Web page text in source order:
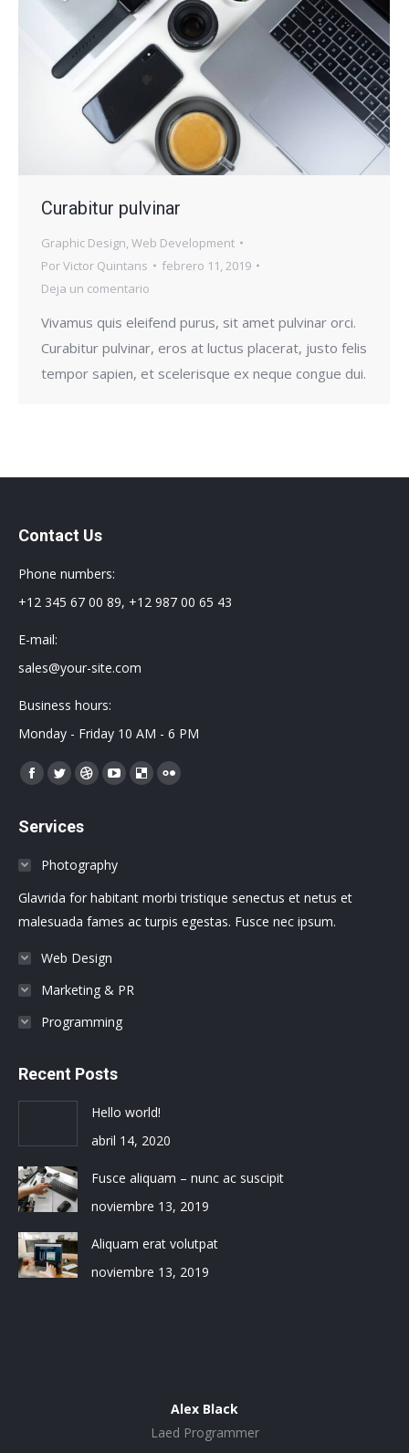
Curabitur pulvinar
Graphic Design, Web Development
PorVictor Quintans
febrero 11, 2019
Deja un comentario
Vivamus quis eleifend purus, sit amet pulvinar orci.
Curabitur pulvinar, eros at luctus placerat, justo felis
tempor sapien, et scelerisque ex neque congue dui.
Contact Us
Phone numbers:
+12 345 67 00 89, +12 987 00 65 43
E-mail:
sales@your-site.com
Business hours:
Monday - Friday 10 AM - 6 PM
Encuéntranos en:
Facebook
opens
window
Twitter
opens
new
window
Dribbble
new
window
YouTube
new
window
Delicious
window
Flickr
window
Services
Photography
Glavrida for habitant morbi tristique senectus et netus et
malesuada fames ac turpis egestas. Fusce nec ipsum.
Web Design
Marketing & PR
Programming
Recent Posts
Hello world!
abril 14, 2020
Fusce aliquam – nunc ac suscipit
noviembre 13, 2019
Aliquam erat volutpat
noviembre 13, 2019
Alex Black
Laed Programmer